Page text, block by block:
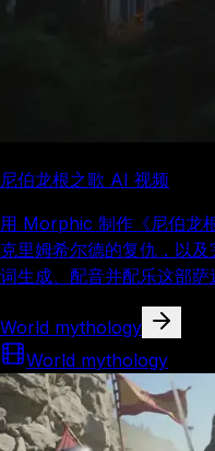
尼伯龙根之歌 AI 视频
用 Morphic 制作《尼伯龙
克里姆希尔德的复仇，以
词生成、配音并配乐这部萨
World mythology
World mythology